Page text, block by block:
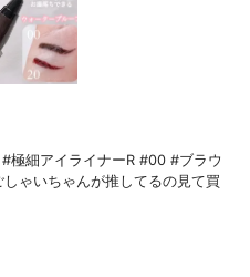
#極細アイライナーR #00 #ブラウ
ゃいちゃんが推してるの見て買